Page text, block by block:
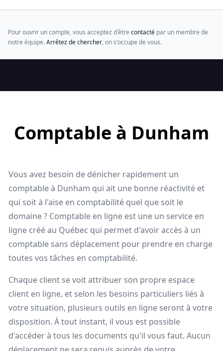
Pour ouvrir un compte, vous acceptez d'être contacté par un membre de
notre équipe.Arrêtez de chercher, on s'occupe de vous.
Comptable à Dunham
Vous avez besoin de dénicher rapidement un
comptable à Dunham qui ait une bonne réactivité et
qui soit à l'aise en comptabilité quel que soit le
domaine ? Comptable en ligne est une un service en
ligne créé au Québec qui permet d'avoir accès à un
comptable sans déplacement pour prendre en charge
toutes vos tâches en comptabilité.
Chaque client se voit attribuer son propre espace
client en ligne, et selon les besoins particuliers liés à
votre situation, plusieurs outils en ligne seront à votre
disposition. À tout instant, il vous est possible
d'accéder à tous les documents qu'il vous faut. Aucun